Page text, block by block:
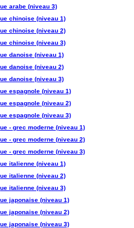
arabe (niveau 3)
chinoise (niveau 1)
chinoise (niveau 2)
chinoise (niveau 3)
danoise (niveau 1)
danoise (niveau 2)
danoise (niveau 3)
espagnole (niveau 1)
espagnole (niveau 2)
espagnole (niveau 3)
- grec moderne (niveau 1)
- grec moderne (niveau 2)
- grec moderne (niveau 3)
italienne (niveau 1)
italienne (niveau 2)
italienne (niveau 3)
japonaise (niveau 1)
japonaise (niveau 2)
japonaise (niveau 3)